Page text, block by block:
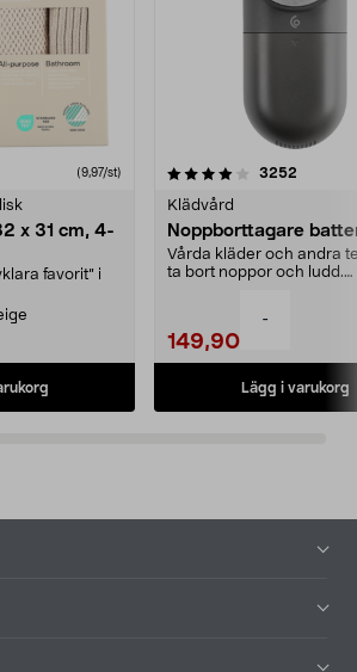
-
(9,97/st)
x 31 cm, 4-
favorit” i
3252
Klädvård
Noppborttagare
Vårda kläder och andra
ta bort noppor och ludd.
149,90
Lägg i varukorg
4.5av 5 stjärnor